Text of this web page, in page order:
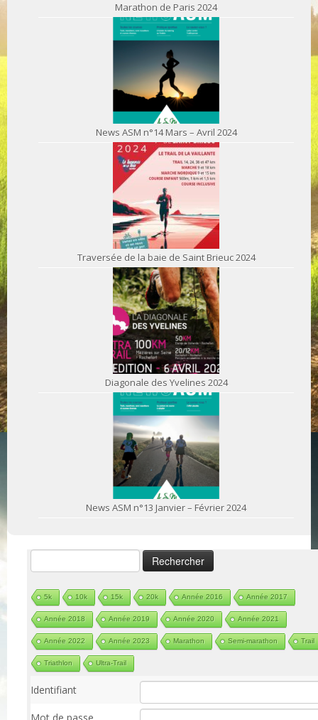
Marathon de Paris 2024
News ASM n°14 Mars – Avril 2024
Traversée de la baie de Saint Brieuc 2024
Diagonale des Yvelines 2024
News ASM n°13 Janvier – Février 2024
Rechercher :
5k 10k 15k 20k Année 2016 Année 2017
Année 2018 Année 2019 Année 2020 Année 2021
Année 2022 Année 2023 Marathon Semi-marathon Trail
Triathlon Ultra-Trail
Identifiant